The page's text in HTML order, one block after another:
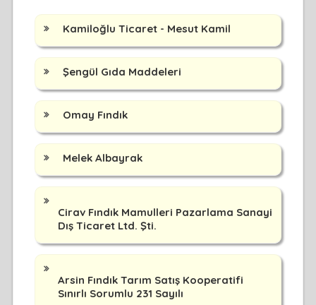
Kamiloğlu Ticaret - Mesut Kamil
Şengül Gıda Maddeleri
Omay Fındık
Melek Albayrak
Cirav Fındık Mamulleri Pazarlama Sanayi
Dış Ticaret Ltd. Şti.
Arsin Fındık Tarım Satış Kooperatifi
Sınırlı Sorumlu 231 Sayılı